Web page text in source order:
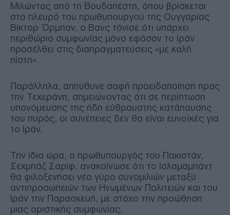
Μιλώντας από τη Βουδαπέστη, όπου βρίσκεται
στο πλευρό του πρωθυπουργού της Ουγγαρίας
Βίκτορ Όρμπαν, ο Βανς τόνισε ότι υπάρχει
περιθώριο συμφωνίας μόνο εφόσον το Ιράν
προσέλθει στις διαπραγματεύσεις «με καλή
πίστη».
Παράλληλα, απηύθυνε σαφή προειδοποίηση προς
την Τεχεράνη, σημειώνοντας ότι σε περίπτωση
υπονόμευσης της ήδη εύθραυστης κατάπαυσης
του πυρός, οι συνέπειες δεν θα είναι ευνοϊκές για
το Ιράν.
Την ίδια ώρα, ο πρωθυπουργός του Πακιστάν,
Σεχμπάζ Σαρίφ, ανακοίνωσε ότι το Ισλαμαμπάντ
θα φιλοξενήσει νέο γύρο συνομιλιών μεταξύ
αντιπροσωπειών των Ηνωμένων Πολιτειών και του
Ιράν την Παρασκευή, με στόχο την προώθηση
μιας οριστικής συμφωνίας.